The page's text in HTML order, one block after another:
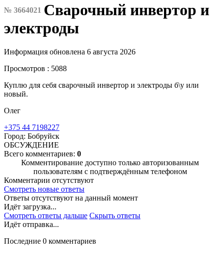
№ 3664021 Сварочный инвертор и
электроды
Информация обновлена 6 августа 2026
Просмотров : 5088
Куплю для себя сварочный инвертор и электроды б\у или
новый.
Олег
+375 44 7198227
Город: Бобруйск
ОБСУЖДЕНИЕ
Всего комментариев: 0
Комментирование доступно только авторизованным
пользователям с подтверждённым телефоном
Комментарии отсутствуют
Смотреть новые ответы
Ответы отсутствуют на данный момент
Идёт загрузка...
Смотреть ответы дальше Скрыть ответы
Идёт отправка...
Последние 0 комментариев